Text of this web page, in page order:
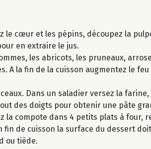
le cœur et les pépins, découpez la
en extraire le jus.
les abricots, les pruneaux,
A la fin de la cuisson augmentez le
Dans un saladier versez la
des doigts pour obtenir une pâte
la compote dans 4 petits plats à four,
fin de cuisson la surface du dessert
ou tiède.